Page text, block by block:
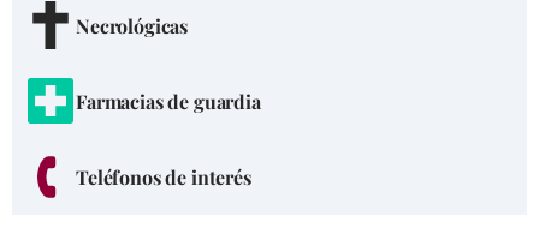
Necrológicas
Farmacias de guardia
Teléfonos de interés